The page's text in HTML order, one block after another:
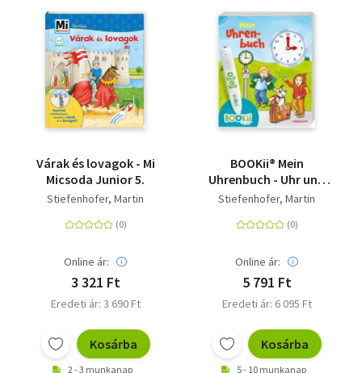
Várak és lovagok - Mi
Micsoda Junior 5.
Stiefenhofer, Martin
Online ár:
3 321 Ft
Eredeti ár: 3 690 Ft
Kosárba
2 - 3 munkanap
BOOKii® Mein
Uhrenbuch - Uhr und
Uhrzeit lernen
Stiefenhofer, Martin
Online ár:
5 791 Ft
Eredeti ár: 6 095 Ft
Kosárba
5 - 10 munkanap